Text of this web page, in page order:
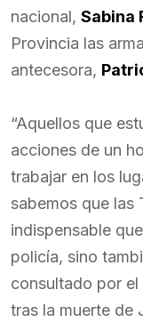
nacional, Sabina
Provincia las
antecesora,
“Aquellos que
acciones de un
trabajar en los
sabemos que las
indispensable
policía, sino
consultado por el
tras la muerte de